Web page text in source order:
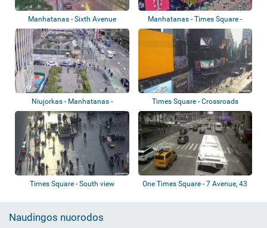
Manhatanas - Sixth Avenue
Manhatanas - Times Square -
Express, Bro...
Niujorkas - Manhatanas -
besikeičiantys...
Times Square - Crossroads
Times Square - South view
One Times Square - 7 Avenue, 43
Naudingos nuorodos